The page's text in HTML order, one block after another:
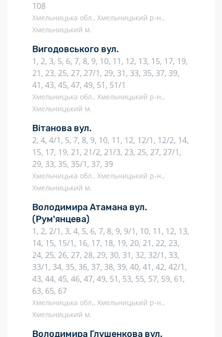
108
Хмельницька обл., Хмельницький р-н.,
Хмельницький м.
Вигодовського вул.
1, 2, 3, 5, 6, 7, 8, 9, 10, 11, 12, 13, 15, 17, 19,
21, 23, 25, 27, 27/1, 29, 31, 33, 35, 37, 39,
41, 43, 45, 47, 49, 51, 51/1
Хмельницька обл., Хмельницький р-н.,
Хмельницький м.
Вітанова вул.
2, 4, 4/1, 5, 7, 8, 9, 10, 11, 12, 12/1, 12/2, 14,
15, 17, 19, 21, 21/2, 21/3, 23, 25, 27, 27/1,
29, 33, 35, 35/1, 37, 39
Хмельницька обл., Хмельницький р-н.,
Хмельницький м.
Володимира Атамана вул.
(Рум'янцева)
1, 2, 2/1, 3, 4, 5, 6, 7, 8, 9, 9/1, 10, 11, 12, 13,
14, 15, 15/1, 16, 17, 18, 19, 20, 21, 22, 23,
24, 25, 26, 27, 28, 29, 30, 31, 32, 32/1, 33,
33/1, 34, 35, 36, 37, 38, 39, 40, 41, 42, 42/1,
43, 44, 45, 46, 47, 49, 51, 53, 55, 57, 59, 61,
63, 65, 67
Хмельницька обл., Хмельницький р-н.,
Хмельницький м.
Володимира Глушенкова вул.